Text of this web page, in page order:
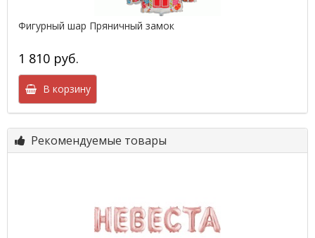
Фигурный шар Пряничный замок
1 810 руб.
В корзину
Рекомендуемые товары